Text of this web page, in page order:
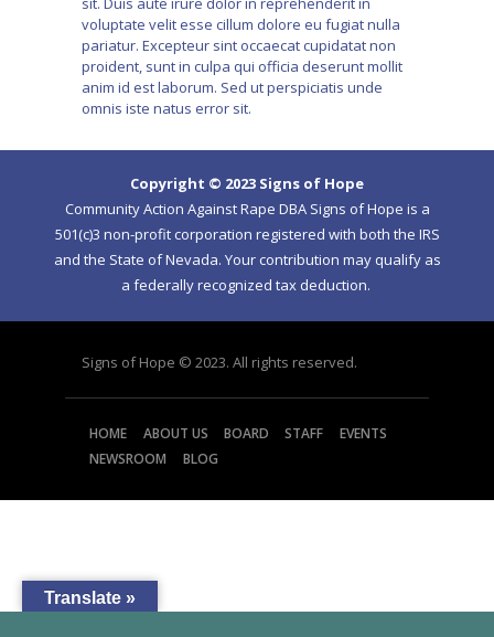
voluptate velit esse cillum dolore eu fugiat nulla
pariatur. Excepteur sint occaecat cupidatat non
proident, sunt in culpa qui officia deserunt mollit
anim id est laborum. Sed ut perspiciatis unde
omnis iste natus error sit.
Copyright © 2023 Signs of Hope
Community Action Against Rape DBA Signs of Hope is a
501(c)3 non-profit corporation registered with both the IRS
and the State of Nevada. Your contribution may qualify as
a federally recognized tax deduction.
Signs of Hope © 2023. All rights reserved.
HOME ABOUT US BOARD STAFF
EVENTS
NEWSROOM
BLOG
Translate »